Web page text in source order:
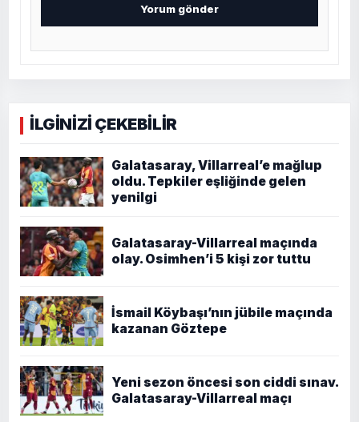
İLGİNİZİ ÇEKEBİLİR
Galatasaray, Villarreal’e mağlup
oldu. Tepkiler eşliğinde gelen
yenilgi
Galatasaray-Villarreal maçında
olay. Osimhen’i 5 kişi zor tuttu
İsmail Köybaşı’nın jübile maçında
kazanan Göztepe
Yeni sezon öncesi son ciddi sınav.
Galatasaray-Villarreal maçı